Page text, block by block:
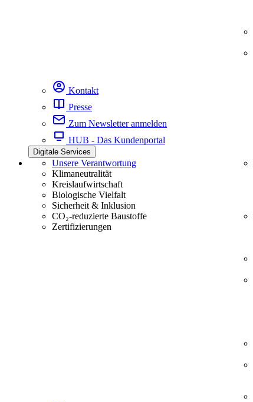
Kontakt
Presse
Zum Newsletter anmelden
HUB - Das Kundenportal
Digitale Services
Unsere Verantwortung
Klimaneutralität
Kreislaufwirtschaft
Biologische Vielfalt
Sicherheit & Inklusion
CO₂-reduzierte Baustoffe
Zertifizierungen